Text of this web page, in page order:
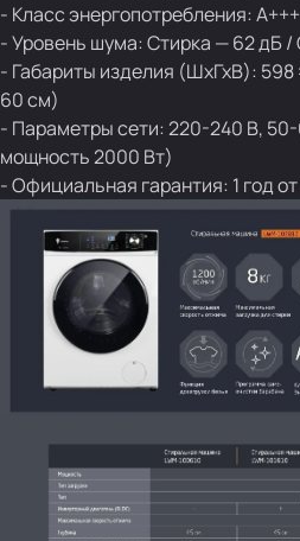
- Класс энергопотребления: А+++
- Уровень шума: Стирка — 62 дБ
- Габариты изделия (ШхГхВ): 598
60 см)
- Параметры сети: 220-240 В,
мощность 2000 Вт)
- Официальная гарантия: 1 год